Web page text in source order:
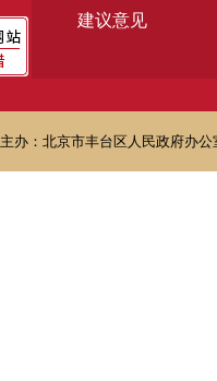
建议意见
主办：北京市丰台区人民政府办